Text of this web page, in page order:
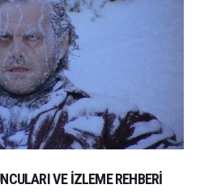
VE İZLEME REHBERI